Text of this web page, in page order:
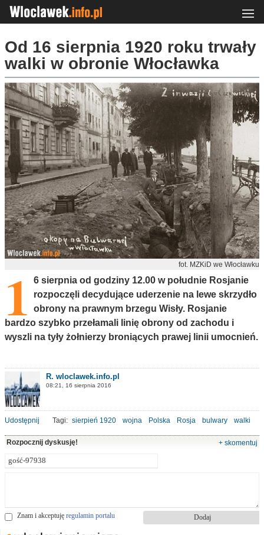
Od 16 sierpnia 1920 roku trwały
walki w obronie Włocławka
fot. MZKiD we Włocławku
1
6 sierpnia od godziny 12.00 w południe Rosjanie
rozpoczęli decydujące uderzenie na lewe skrzydło
obrony na prawnym brzegu Wisły. Rosjanie
bardzo szybko przełamali linię obrony od zachodu i
wyszli na tyły żołnierzy broniących prawej linii umocnień.
R. wloclawek.info.pl
08:21, 16 sierpnia 2016
Udostępnij Tagi: sierpień 1920 wojna Polska Rosja bulwary walki
Rozpocznij dyskusję! + skomentuj
Znam i akceptuję regulamin portalu